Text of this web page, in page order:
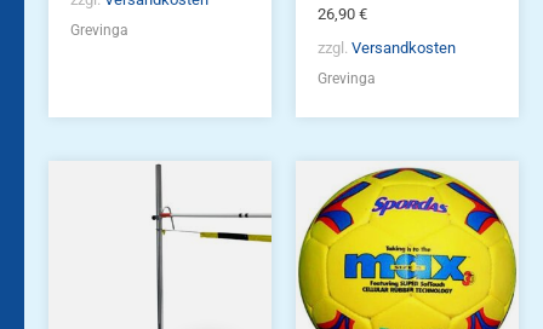
Grevinga
26,90 €
zzgl. Versandkosten
Grevinga